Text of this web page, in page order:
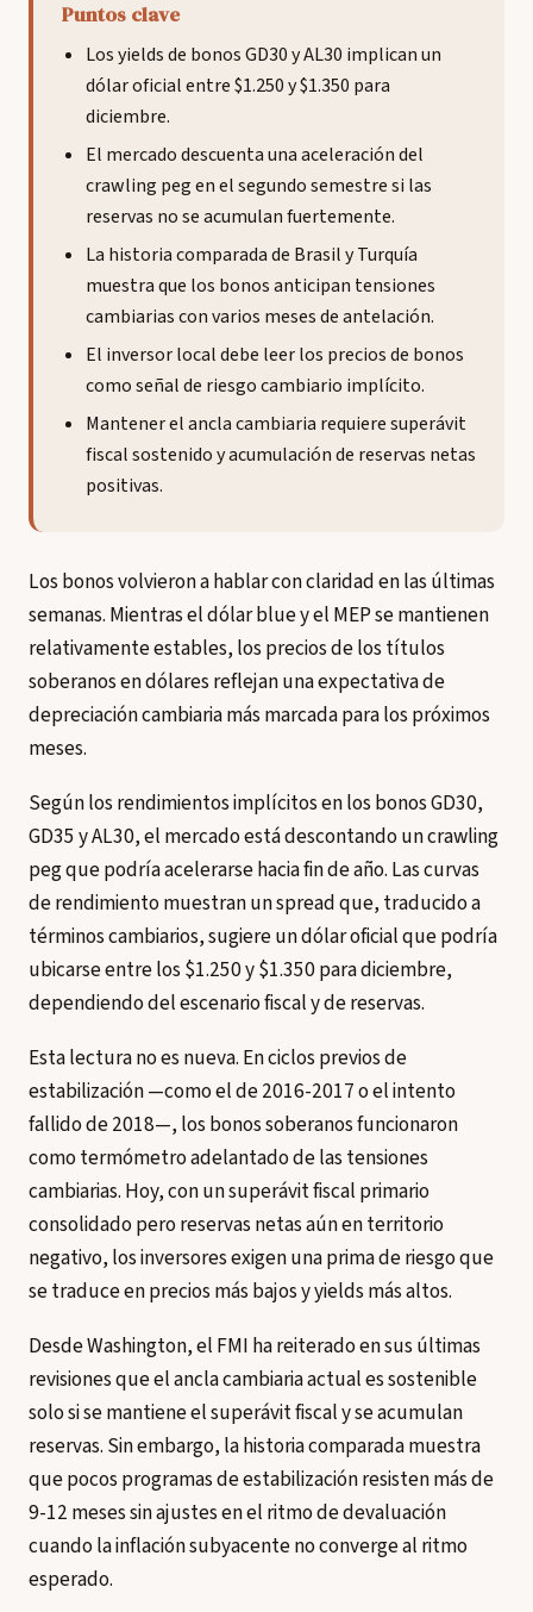
Puntos clave
Los yields de bonos GD30 y AL30 implican un
dólar oficial entre $1.250 y $1.350 para
diciembre.
El mercado descuenta una aceleración del
crawling peg en el segundo semestre si las
reservas no se acumulan fuertemente.
La historia comparada de Brasil y Turquía
muestra que los bonos anticipan tensiones
cambiarias con varios meses de antelación.
El inversor local debe leer los precios de bonos
como señal de riesgo cambiario implícito.
Mantener el ancla cambiaria requiere superávit
fiscal sostenido y acumulación de reservas netas
positivas.
Los bonos volvieron a hablar con claridad en las últimas
semanas. Mientras el dólar blue y el MEP se mantienen
relativamente estables, los precios de los títulos
soberanos en dólares reflejan una expectativa de
depreciación cambiaria más marcada para los próximos
meses.
Según los rendimientos implícitos en los bonos GD30,
GD35 y AL30, el mercado está descontando un crawling
peg que podría acelerarse hacia fin de año. Las curvas
de rendimiento muestran un spread que, traducido a
términos cambiarios, sugiere un dólar oficial que podría
ubicarse entre los $1.250 y $1.350 para diciembre,
dependiendo del escenario fiscal y de reservas.
Esta lectura no es nueva. En ciclos previos de
estabilización —como el de 2016-2017 o el intento
fallido de 2018—, los bonos soberanos funcionaron
como termómetro adelantado de las tensiones
cambiarias. Hoy, con un superávit fiscal primario
consolidado pero reservas netas aún en territorio
negativo, los inversores exigen una prima de riesgo que
se traduce en precios más bajos y yields más altos.
Desde Washington, el FMI ha reiterado en sus últimas
revisiones que el ancla cambiaria actual es sostenible
solo si se mantiene el superávit fiscal y se acumulan
reservas. Sin embargo, la historia comparada muestra
que pocos programas de estabilización resisten más de
9-12 meses sin ajustes en el ritmo de devaluación
cuando la inflación subyacente no converge al ritmo
esperado.